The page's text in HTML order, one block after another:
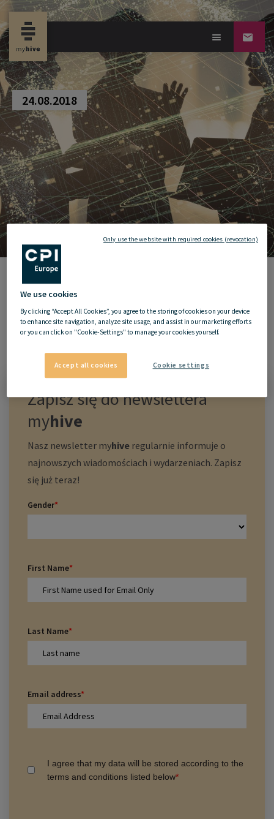
new property
24.08.2018
Zapisz się do newslettera
myhive
Nasz newsletter myhive regularnie informuje o
najnowszych wiadomościach i wydarzeniach. Zapisz
się już teraz!
Gender*
First Name*
Last Name*
Email address*
I agree that my data will be stored according to the
terms and conditions listed below*
We use cookies
By clicking “Accept All Cookies”, you agree to the storing of cookies on your device
to enhance site navigation, analyze site usage, and assist in our marketing efforts
or you can click on "Cookie-Settings" to manage your cookies yourself.
Accept all cookies Cookie settings
Only use the website with required cookies (revocation)